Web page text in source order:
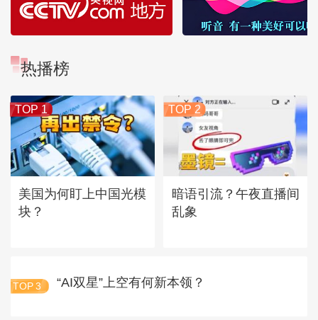
热播榜
TOP 1
美国为何盯上中国光模
块？
TOP 2
暗语引流？午夜直播间
乱象
TOP 3 “AI双星”上空有何新本领？